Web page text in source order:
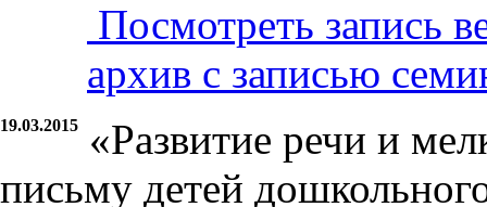
Посмотреть запись
архив с записью
19.03.2015
«Развитие речи и
письму детей